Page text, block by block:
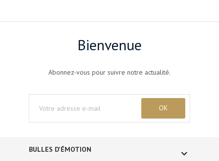
Bienvenue
Abonnez-vous pour suivre notre actualité.
BULLES D'ÉMOTION